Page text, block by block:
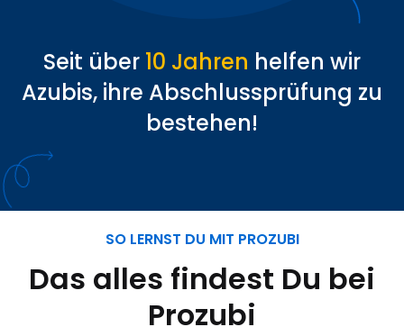
Seit über 10 Jahren helfen wir
Azubis, ihre Abschlussprüfung zu
bestehen!
SO LERNST DU MIT PROZUBI
Das alles findest Du bei
Prozubi